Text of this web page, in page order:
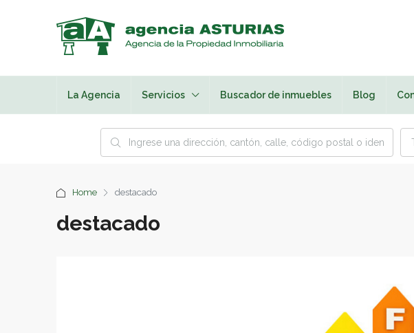
La Agencia Servicios Buscador de inmuebles Blog
Home destacado
destacado